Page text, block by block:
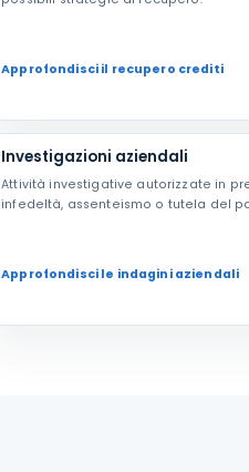
Approfondisci il recupero crediti
Investigazioni aziendali
Attività investigative autorizzate in
infedeltà, assenteismo o tutela del
Approfondisci le indagini aziendali